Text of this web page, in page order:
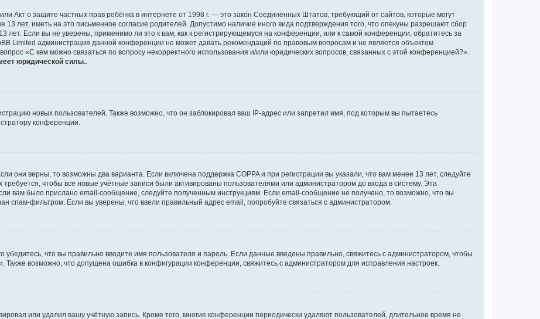
Акт о защите частных прав ребёнка в интернете от 1998 г. — это закон Соединённых Штатов, требующий от сайтов, которые могут
лет, иметь на это письменное согласие родителей. Допустимо наличие иного вида подтверждения того, что опекуны разрешают сбор
Если вы не уверены, применимо ли это к вам, как к регистрирующемуся на конференции, или к самой конференции, обратитесь за
Limited администрация данной конференции не может давать рекомендаций по правовым вопросам и не является объектом
«С кем можно связаться по вопросу некорректного использования и/или юридических вопросов, связанных с этой конференцией?».
юридической силы.
новых пользователей. Также возможно, что он заблокировал ваш IP-адрес или запретил имя, под которым вы пытаетесь
конференции.
они верны, то возможны два варианта. Если включена поддержка COPPA и при регистрации вы указали, что вам менее 13 лет, следуйте
чтобы все новые учётные записи были активированы пользователями или администратором до входа в систему. Эта
вам было прислано email-сообщение, следуйте полученным инструкциям. Если email-сообщение не получено, то возможно, что вы
спам-фильтром. Если вы уверены, что ввели правильный адрес email, попробуйте связаться с администратором.
убедитесь, что вы правильно вводите имя пользователя и пароль. Если данные введены правильно, свяжитесь с администратором, чтобы
Также возможно, что допущена ошибка в конфигурации конференции, свяжитесь с администратором для исправления настроек.
или удалил вашу учётную запись. Кроме того, многие конференции периодически удаляют пользователей, длительное время не